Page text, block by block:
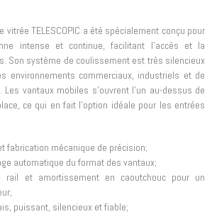
vitrée TELESCOPIC a été spécialement conçu pour
intense et continue, facilitant l’accès et la
Son système de coulissement est très silencieux
environnements commerciaux, industriels et de
vantaux mobiles s’ouvrent l’un au-dessus de
ce qui en fait l’option idéale pour les entrées
fabrication mécanique de précision;
automatique du format des vantaux;
rail et amortissement en caoutchouc pour un
puissant, silencieux et fiable;